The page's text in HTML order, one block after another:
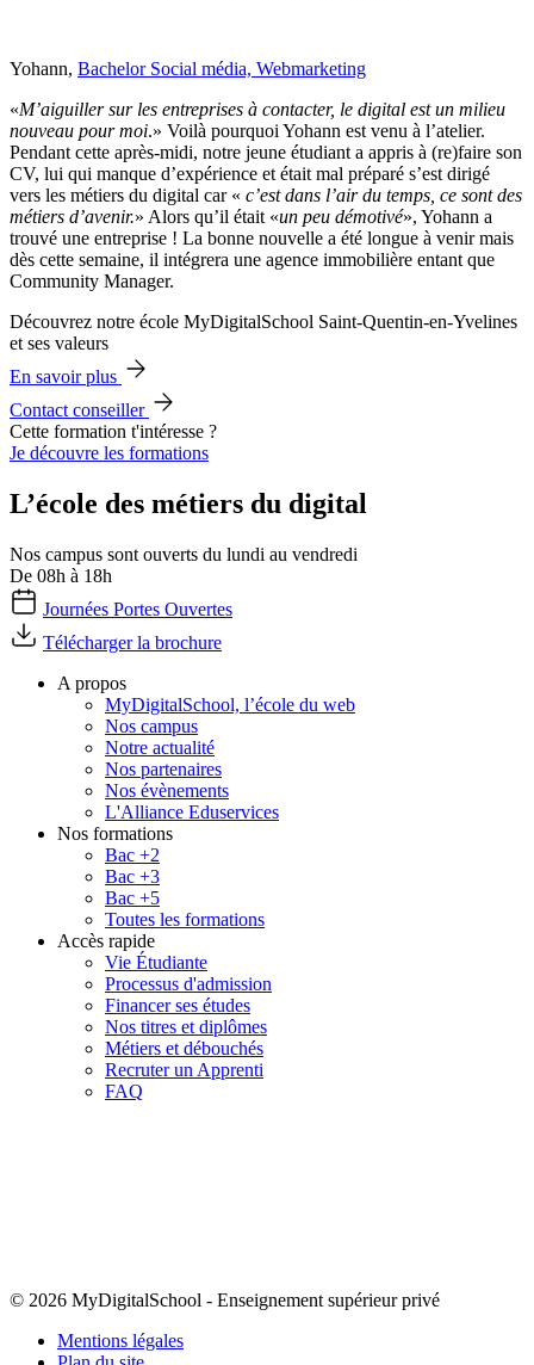
Yohann, Bachelor Social média, Webmarketing
«M’aiguiller sur les entreprises à contacter, le digital est un milieu
nouveau pour moi.» Voilà pourquoi Yohann est venu à l’atelier.
Pendant cette après-midi, notre jeune étudiant a appris à (re)faire son
CV, lui qui manque d’expérience et était mal préparé s’est dirigé
vers les métiers du digital car « c’est dans l’air du temps, ce sont des
métiers d’avenir.» Alors qu’il était «un peu démotivé», Yohann a
trouvé une entreprise ! La bonne nouvelle a été longue à venir mais
dès cette semaine, il intégrera une agence immobilière entant que
Community Manager.
Découvrez notre école MyDigitalSchool Saint-Quentin-en-Yvelines
et ses valeurs
En savoir plus
Contact conseiller
Cette formation t'intéresse ?
Je découvre les formations
L’école des métiers du digital
Nos campus sont ouverts du lundi au vendredi
De 08h à 18h
Journées Portes Ouvertes
Télécharger la brochure
A propos
MyDigitalSchool, l’école du web
Nos campus
Notre actualité
Nos partenaires
Nos évènements
L'Alliance Eduservices
Nos formations
Bac +2
Bac +3
Bac +5
Toutes les formations
Accès rapide
Vie Étudiante
Processus d'admission
Financer ses études
Nos titres et diplômes
Métiers et débouchés
Recruter un Apprenti
FAQ
© 2026 MyDigitalSchool - Enseignement supérieur privé
Mentions légales